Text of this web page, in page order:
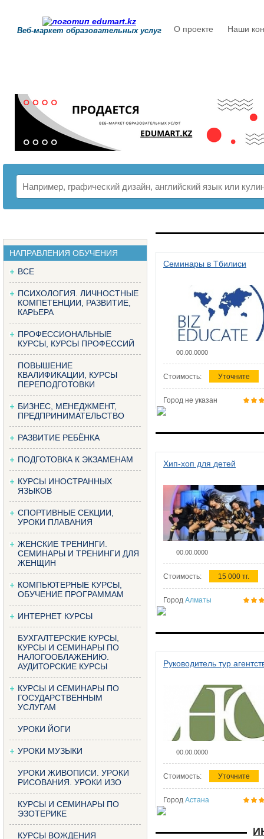
Веб-маркет образовательных услуг О проекте Наши
НАПРАВЛЕНИЯ ОБУЧЕНИЯ
ВСЕ
ПСИХОЛОГИЯ. ЛИЧНОСТНЫЕ
КОМПЕТЕНЦИИ, РАЗВИТИЕ,
КАРЬЕРА
ПРОФЕССИОНАЛЬНЫЕ
КУРСЫ, КУРСЫ ПРОФЕССИЙ
ПОВЫШЕНИЕ
КВАЛИФИКАЦИИ, КУРСЫ
ПЕРЕПОДГОТОВКИ
БИЗНЕС, МЕНЕДЖМЕНТ,
ПРЕДПРИНИМАТЕЛЬСТВО
РАЗВИТИЕ РЕБЁНКА
ПОДГОТОВКА К ЭКЗАМЕНАМ
КУРСЫ ИНОСТРАННЫХ
ЯЗЫКОВ
СПОРТИВНЫЕ СЕКЦИИ,
УРОКИ ПЛАВАНИЯ
ЖЕНСКИЕ ТРЕНИНГИ.
СЕМИНАРЫ И ТРЕНИНГИ ДЛЯ
ЖЕНЩИН
КОМПЬЮТЕРНЫЕ КУРСЫ,
ОБУЧЕНИЕ ПРОГРАММАМ
ИНТЕРНЕТ КУРСЫ
БУХГАЛТЕРСКИЕ КУРСЫ,
КУРСЫ И СЕМИНАРЫ ПО
НАЛОГООБЛАЖЕНИЮ.
АУДИТОРСКИЕ КУРСЫ
КУРСЫ И СЕМИНАРЫ ПО
ГОСУДАРСТВЕННЫМ
УСЛУГАМ
УРОКИ ЙОГИ
УРОКИ МУЗЫКИ
УРОКИ ЖИВОПИСИ. УРОКИ
РИСОВАНИЯ. УРОКИ ИЗО
КУРСЫ И СЕМИНАРЫ ПО
ЭЗОТЕРИКЕ
КУРСЫ ВОЖДЕНИЯ
Семинары в Тбилиси
00.00.0000
Стоимость: Уточните
Город не указан
Хип-хоп для детей
00.00.0000
Стоимость: 15 000 тг.
Город Алматы
Руководитель тур
00.00.0000
Стоимость: Уточните
Город Астана